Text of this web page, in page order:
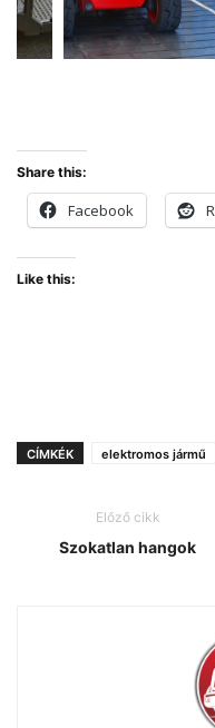
Share this:
Facebook
Like this:
CÍMKÉK elektromos jármű
Előző cikk
Szokatlan hangok